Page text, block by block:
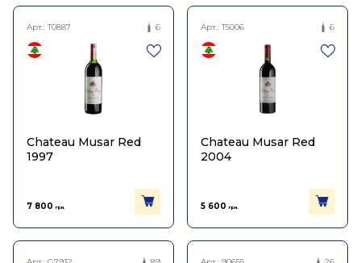
Арт.:T0887 6
Chateau Musar Red
1997
7 800 грн.
Арт.:T5006 6
Chateau Musar Red
2004
5 600 грн.